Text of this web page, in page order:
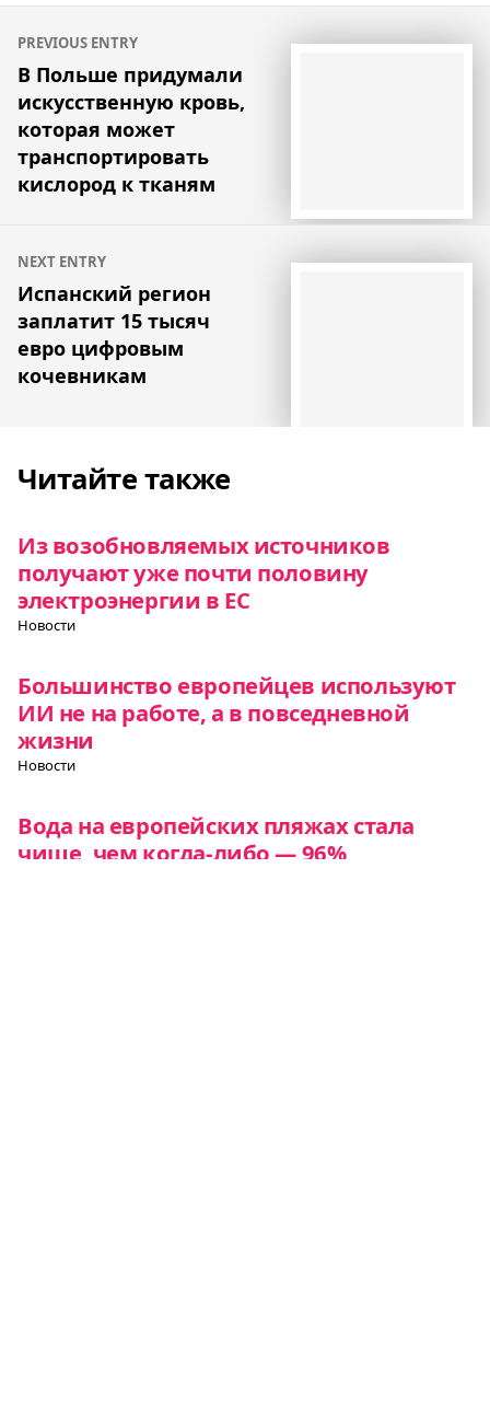
Навигация
по
записям
PREVIOUS ENTRY
В Польше придумали
искусственную кровь,
которая может
транспортировать
кислород к тканям
NEXT ENTRY
Испанский регион
заплатит 15 тысяч
евро цифровым
кочевникам
Читайте также
Из возобновляемых источников
получают уже почти половину
электроэнергии в ЕС
Новости
Большинство европейцев используют
ИИ не на работе, а в повседневной
жизни
Новости
Вода на европейских пляжах стала
чище, чем когда-либо — 96%